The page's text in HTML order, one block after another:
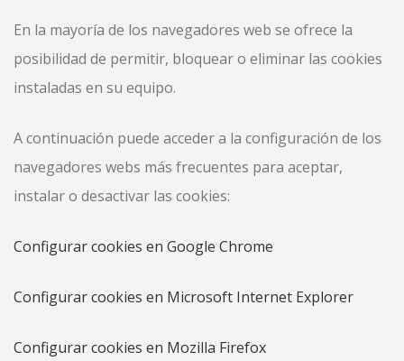
En la mayoría de los navegadores web se ofrece la
posibilidad de permitir, bloquear o eliminar las cookies
instaladas en su equipo.
A continuación puede acceder a la configuración de los
navegadores webs más frecuentes para aceptar,
instalar o desactivar las cookies:
Configurar cookies en Google Chrome
Configurar cookies en Microsoft Internet Explorer
Configurar cookies en Mozilla Firefox